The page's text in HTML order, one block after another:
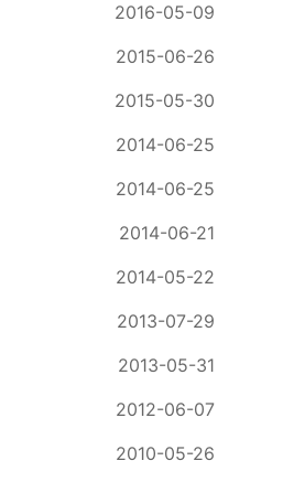
2016-05-09
2015-06-26
2015-05-30
2014-06-25
2014-06-25
2014-06-21
2014-05-22
2013-07-29
2013-05-31
2012-06-07
2010-05-26